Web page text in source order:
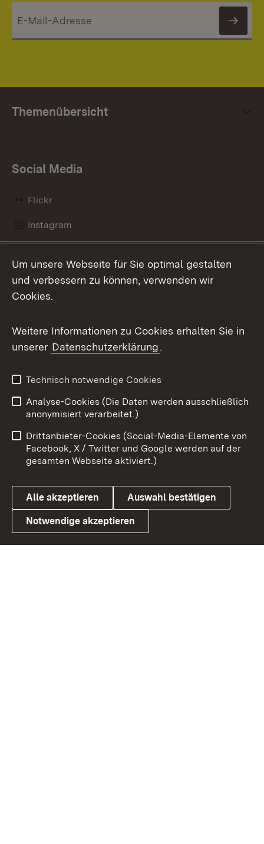
Themenübersicht
Social Media
Flickr
Instagram
Mastodon
Messenger
Social Wall
X / Twitter
Youtube
Link zum Landesportal
Benutzungshinweise
Barrierefreiheit
Datenschutz
Cookies
Um unsere Webseite für Sie optimal gestalten
und verbessern zu können, verwenden wir
Cookies.
Weitere Informationen zu Cookies erhalten Sie in
unserer Datenschutzerklärung.
Technisch notwendige Cookies
Analyse-Cookies (Die Daten werden ausschließlich
anonymisiert verarbeitet.)
Drittanbieter-Cookies (Social-Media-Elemente von
Facebook, X / Twitter und Google werden auf der
gesamten Webseite aktiviert.)
Alle akzeptieren Auswahl bestätigen
Notwendige akzeptieren